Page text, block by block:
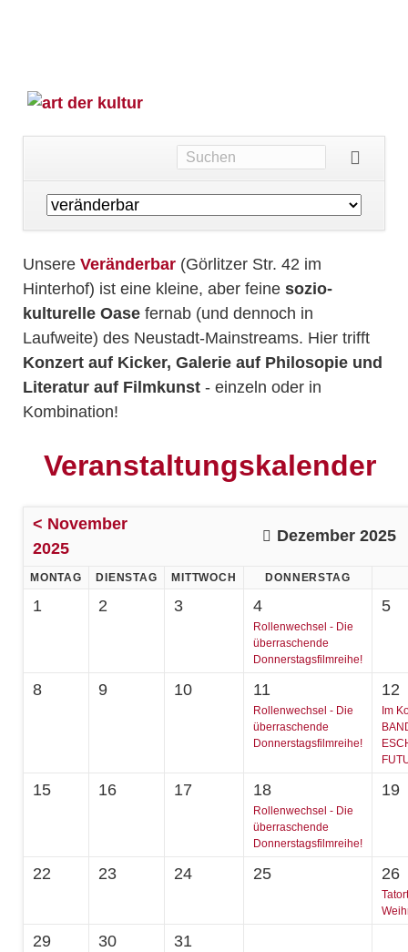
Navigation
überspringen
Unsere Veränderbar(Görlitzer Str. 42 im
Hinterhof) ist eine kleine, aber feine sozio-
kulturelle Oasefernab (und dennoch in
Laufweite) des Neustadt-Mainstreams. Hier trifft
Konzert auf Kicker, Galerie auf Philosopie und
Literatur auf Filmkunst- einzeln oder in
Kombination!
Veranstaltungskalender
< November
2025
Dezember 2025
MONTAG DIENSTAG MITTWOCH DONNERSTAG
1 2 3 4
Rollenwechsel - Die
überraschende
Donnerstagsfilmreihe!
5
8 9 10 11
Rollenwechsel - Die
überraschende
Donnerstagsfilmreihe!
12
Im
15 16 17 18
Rollenwechsel - Die
überraschende
Donnerstagsfilmreihe!
19
22 23 24 25 26
29 30 31